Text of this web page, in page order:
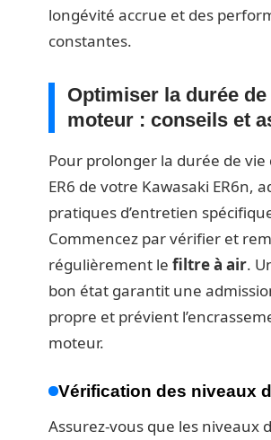
longévité accrue et des
constantes.
Optimiser la durée de
moteur : conseils et
Pour prolonger la durée de
ER6 de votre Kawasaki ER6n,
pratiques d’entretien
Commencez par vérifier et
régulièrement le filtre à air.
bon état garantit une
propre et prévient
moteur.
Vérification des niveaux
Assurez-vous que les niveaux